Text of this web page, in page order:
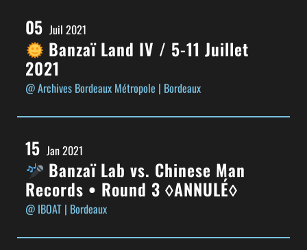
05 Juil 2021
Banzaï Land IV / 5-11 Juillet
2021
@ Archives Bordeaux Métropole | Bordeaux
15 Jan 2021
Banzaï Lab vs. Chinese Man
Records • Round 3 ◊ANNULÉ◊
@ IBOAT | Bordeaux